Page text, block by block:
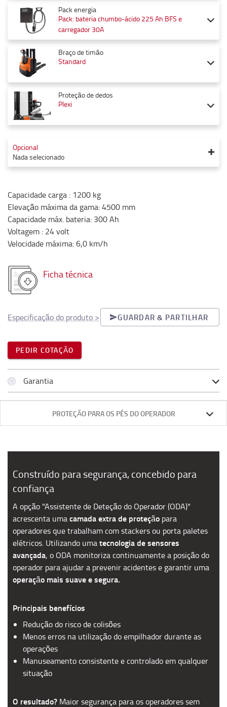
Pack energia
Pack: bateria chumbo-ácido 225 Ah BFS e
carregador 30A
Braço de timão
Standard
Proteção de dedos
Plexi
Opcional
Nada selecionado
Capacidade carga : 1200 kg
Elevação máxima da gama:4500 mm
Capacidade máx. bateria: 300Ah
Voltagem : 24volt
Velocidade máxima:6,0 km/h
Ficha técnica
Especificação do produto > GUARDAR & PARTILHAR
PEDIR COTAÇÃO
Garantia
PROTEÇÃO PARA OS PÉS DO OPERADOR
Construído para segurança, concebido para
confiança
A opção "Assistente de Deteção do Operador (ODA)"
acrescenta umacamada extra de proteção para
operadores que trabalham com stackers ou porta paletes
elétricos. Utilizando umatecnologia de sensores
avançada, o ODA monitoriza continuamente a posição do
operador para ajudar a prevenir acidentes e garantir uma
operação mais suave e segura.
Principais benefícios
Redução do risco de colisões
Menos erros na utilização do empilhador durante as
operações
Manuseamento consistente e controlado em qualquer
situação
O resultado? Maior segurança para os operadores sem